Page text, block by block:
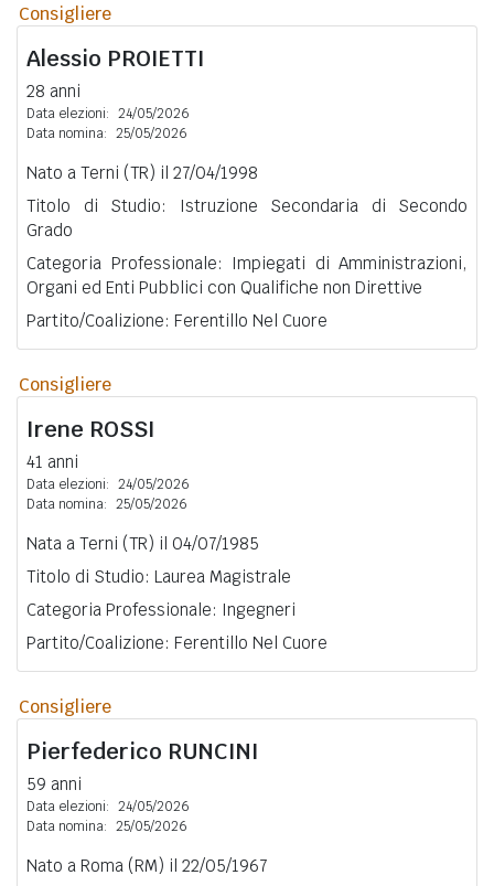
Consigliere
Alessio PROIETTI
28 anni
Data elezioni: 24/05/2026
Data nomina: 25/05/2026
Nato a Terni (TR) il 27/04/1998
Titolo di Studio: Istruzione Secondaria di Secondo
Grado
Categoria Professionale: Impiegati di Amministrazioni,
Organi ed Enti Pubblici con Qualifiche non Direttive
Partito/Coalizione: Ferentillo Nel Cuore
Consigliere
Irene ROSSI
41 anni
Data elezioni: 24/05/2026
Data nomina: 25/05/2026
Nata a Terni (TR) il 04/07/1985
Titolo di Studio: Laurea Magistrale
Categoria Professionale: Ingegneri
Partito/Coalizione: Ferentillo Nel Cuore
Consigliere
Pierfederico RUNCINI
59 anni
Data elezioni: 24/05/2026
Data nomina: 25/05/2026
Nato a Roma (RM) il 22/05/1967